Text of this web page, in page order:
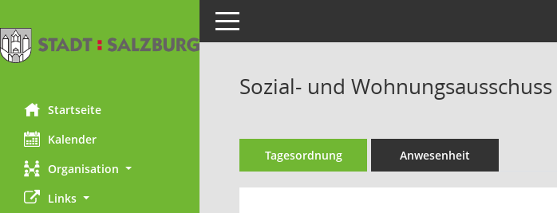
Startseite
Kalender
Organisation
Links
Toggle navigation
Sozial- und
Tagesordnung Anwesenheit